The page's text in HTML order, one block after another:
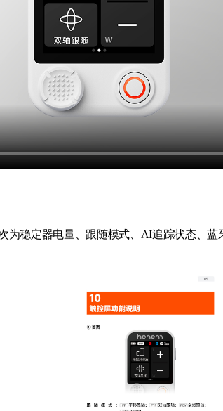
为稳定器电量、跟随模式、AI追踪状态、